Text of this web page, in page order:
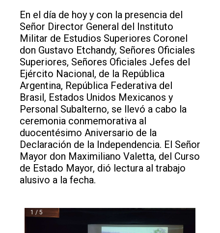
En el día de hoy y con la presencia del
Señor Director General del Instituto
Militar de Estudios Superiores Coronel
don Gustavo Etchandy, Señores Oficiales
Superiores, Señores Oficiales Jefes del
Ejército Nacional, de la República
Argentina, República Federativa del
Brasil, Estados Unidos Mexicanos y
Personal Subalterno, se llevó a cabo la
ceremonia conmemorativa al
duocentésimo Aniversario de la
Declaración de la Independencia. El Señor
Mayor don Maximiliano Valetta, del Curso
de Estado Mayor, dió lectura al trabajo
alusivo a la fecha.
1 / 5